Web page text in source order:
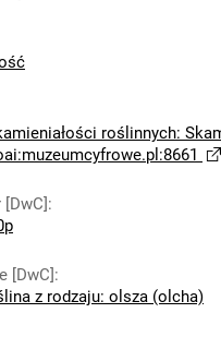
roślinnych:
:
[DwC]:
z rodzaju: olsza (olcha)